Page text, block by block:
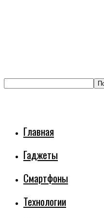
Главная
Гаджеты
Смартфоны
Технологии